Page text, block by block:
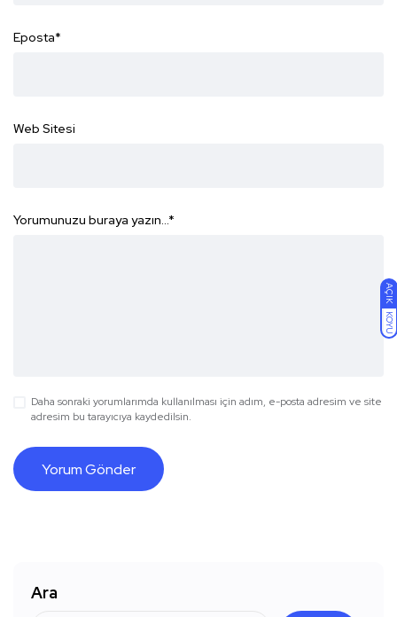
AÇIK
KOYU
Eposta*
Web Sitesi
Yorumunuzu buraya yazın...*
Daha sonraki yorumlarımda kullanılması için adım, e-posta adresim ve site
adresim bu tarayıcıya kaydedilsin.
Ara